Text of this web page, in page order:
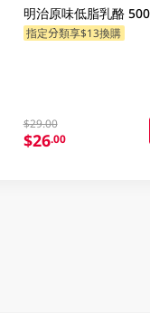
明治原味低脂乳酪
指定分類享$13換購
$29.00
$26.00